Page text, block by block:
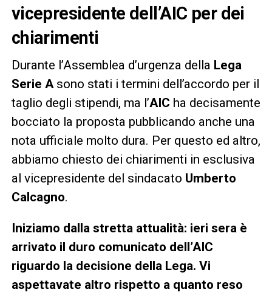
vicepresidente dell’AIC per dei
chiarimenti
Durante l’Assemblea d’urgenza della Lega
Serie Asono stati i termini dell’accordo per il
taglio degli stipendi, ma l’AIC ha decisamente
bocciato la proposta pubblicando anche una
nota ufficiale molto dura. Per questo ed altro,
abbiamo chiesto dei chiarimenti in esclusiva
al vicepresidente del sindacato Umberto
Calcagno.
Iniziamo dalla stretta attualità: ieri sera è
arrivato il duro comunicato dell’AIC
riguardo la decisione della Lega. Vi
aspettavate altro rispetto a quanto reso